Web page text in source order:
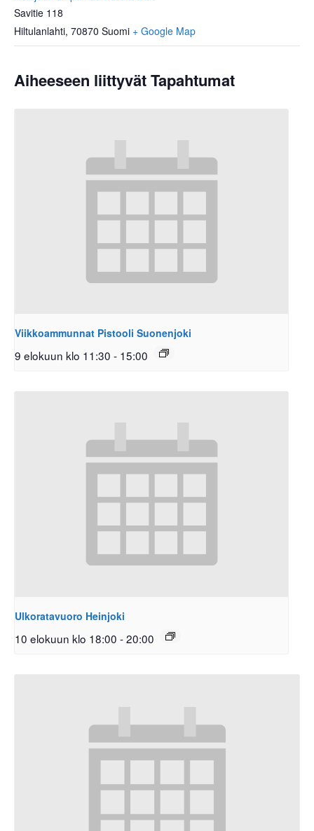
Savitie 118
Hiltulanlahti, 70870 Suomi + Google Map
Aiheeseen liittyvät Tapahtumat
Viikkoammunnat Pistooli Suonenjoki
9 elokuun klo 11:30 - 15:00
Ulkoratavuoro Heinjoki
10 elokuun klo 18:00 -20:00